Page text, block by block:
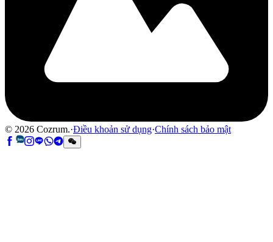
© 2026 Cozrum.·Điều khoản sử dụng·Chính sách bảo mật